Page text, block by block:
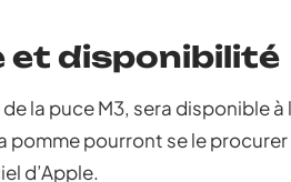
et disponibilité
la puce M3, sera disponible à
pomme pourront se le
d’Apple.